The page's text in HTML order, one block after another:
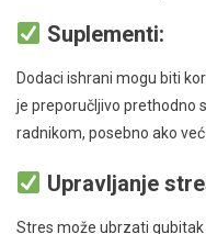
Suplementi:
Dodaci ishrani mogu biti
je preporučljivo prethodno
radnikom, posebno ako
Upravljanje
Stres može ubrzati